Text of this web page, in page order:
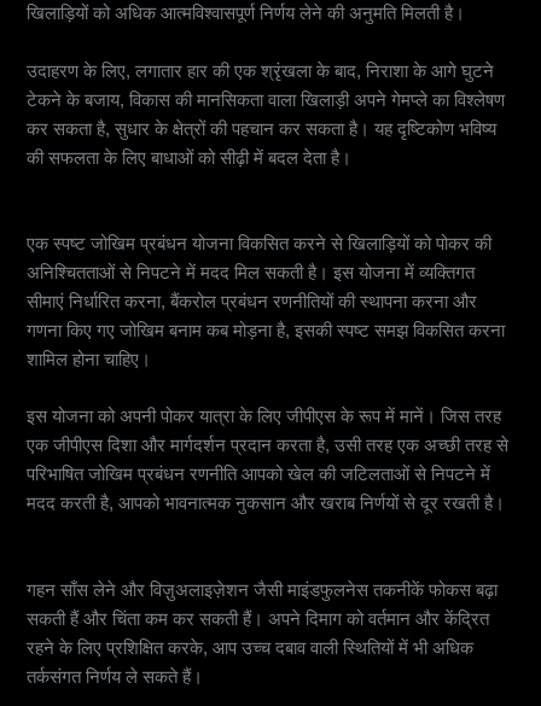
खिलाड़ियों को अधिक आत्मविश्वासपूर्ण निर्णय लेने की अनुमति मिलती है।
उदाहरण के लिए, लगातार हार की एक श्रृंखला के बाद, निराशा के आगे घुटने
टेकने के बजाय, विकास की मानसिकता वाला खिलाड़ी अपने गेमप्ले का विश्लेषण
कर सकता है, सुधार के क्षेत्रों की पहचान कर सकता है। यह दृष्टिकोण भविष्य
की सफलता के लिए बाधाओं को सीढ़ी में बदल देता है।
एक स्पष्ट जोखिम प्रबंधन योजना विकसित करने से खिलाड़ियों को पोकर की
अनिश्चितताओं से निपटने में मदद मिल सकती है। इस योजना में व्यक्तिगत
सीमाएं निर्धारित करना, बैंकरोल प्रबंधन रणनीतियों की स्थापना करना और
गणना किए गए जोखिम बनाम कब मोड़ना है, इसकी स्पष्ट समझ विकसित करना
शामिल होना चाहिए।
इस योजना को अपनी पोकर यात्रा के लिए जीपीएस के रूप में मानें। जिस तरह
एक जीपीएस दिशा और मार्गदर्शन प्रदान करता है, उसी तरह एक अच्छी तरह से
परिभाषित जोखिम प्रबंधन रणनीति आपको खेल की जटिलताओं से निपटने में
मदद करती है, आपको भावनात्मक नुकसान और खराब निर्णयों से दूर रखती है।
गहन साँस लेने और विज़ुअलाइज़ेशन जैसी माइंडफुलनेस तकनीकें फोकस बढ़ा
सकती हैं और चिंता कम कर सकती हैं। अपने दिमाग को वर्तमान और केंद्रित
रहने के लिए प्रशिक्षित करके, आप उच्च दबाव वाली स्थितियों में भी अधिक
तर्कसंगत निर्णय ले सकते हैं।